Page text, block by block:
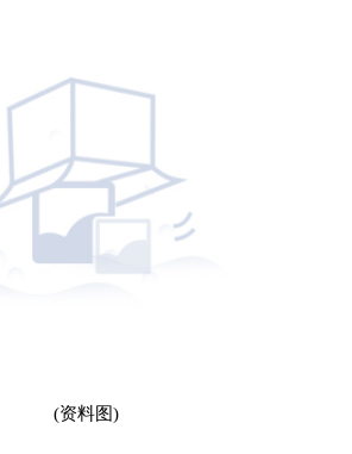
(资料图)